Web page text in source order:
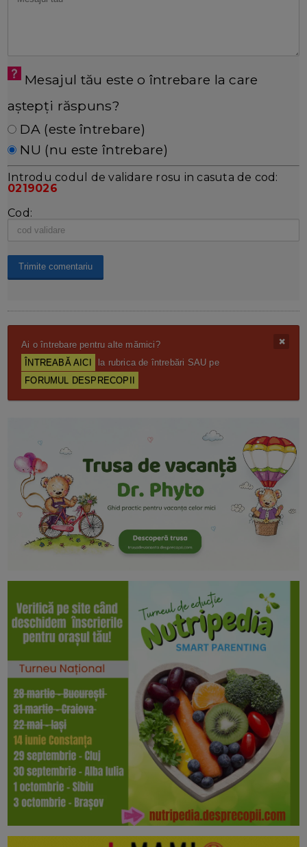
Mesajul tău este o întrebare la care
aștepți răspuns?
DA (este întrebare)
NU (nu este întrebare)
Introdu codul de validare rosu in casuta de cod:
0219026
Cod:
Ai o întrebare pentru alte mămici?
ÎNTREABĂ AICI
la rubrica de întrebări SAU pe
FORUMUL DESPRECOPII